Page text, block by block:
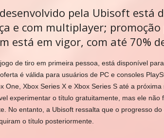
pela Ubisoft está
e com multiplayer;
está em vigor, com até 70%
de tiro em primeira pessoa, está disponível
é válida para usuários de PC e consoles
One, Xbox Series X e Xbox Series S até a
experimentar o título gratuitamente, mas ele não
No entanto, a Ubisoft ressalta que o progresso
o título posteriormente.